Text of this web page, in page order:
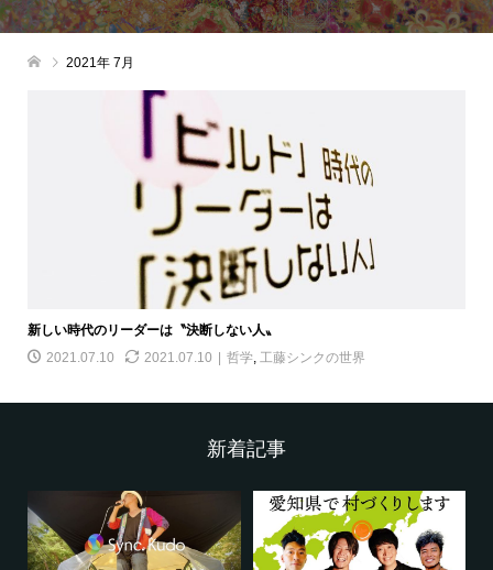
2021年 7月
新しい時代のリーダーは〝決断しない人〟
2021.07.10
2021.07.10 哲学, 工藤シンクの世界
新着記事